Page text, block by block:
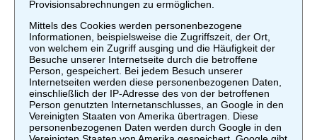
Provisionsabrechnungen zu ermöglichen.
Mittels des Cookies werden personenbezogene
Informationen, beispielsweise die Zugriffszeit, der Ort,
von welchem ein Zugriff ausging und die Häufigkeit der
Besuche unserer Internetseite durch die betroffene
Person, gespeichert. Bei jedem Besuch unserer
Internetseiten werden diese personenbezogenen Daten,
einschließlich der IP-Adresse des von der betroffenen
Person genutzten Internetanschlusses, an Google in den
Vereinigten Staaten von Amerika übertragen. Diese
personenbezogenen Daten werden durch Google in den